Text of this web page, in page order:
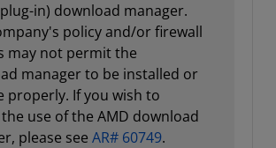
in) download manager.
policy and/or firewall
may not permit the
manager to be installed or
properly. If you wish to
use of the AMD download
please see AR# 60749.